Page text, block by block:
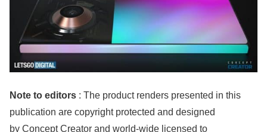
Note to editors : The product renders presented in this
publication are copyright protected and designed
by Concept Creator and world-wide licensed to